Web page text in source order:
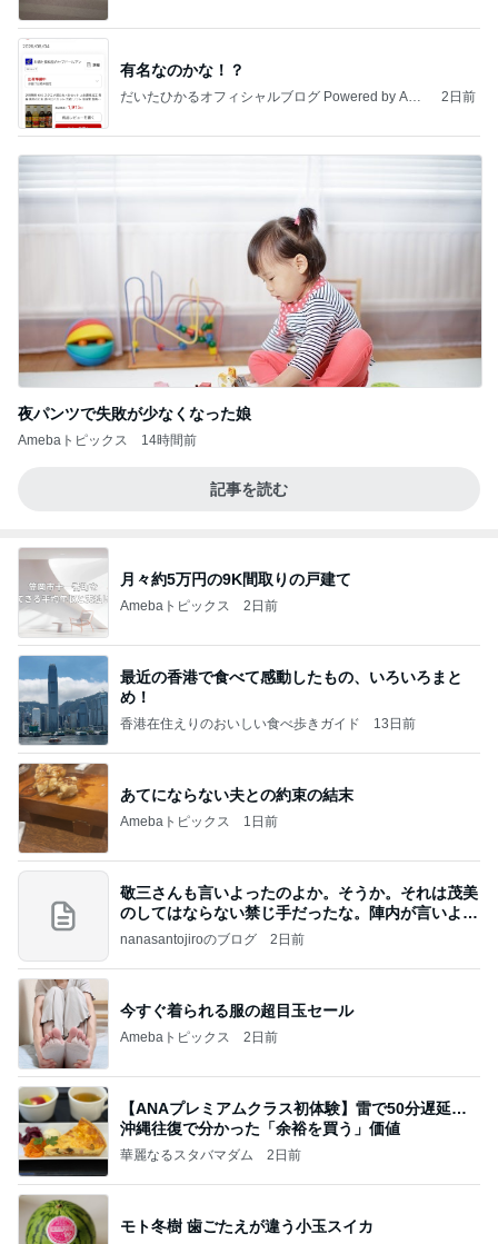
有名なのかな！？
だいたひかるオフィシャルブログ Powered by Ame
2日前
夜パンツで失敗が少なくなった娘
Amebaトピックス 14時間前
記事を読む
月々約5万円の9K間取りの戸建て
Amebaトピックス 2日前
最近の香港で食べて感動したもの、いろいろまと
め！
香港在住えりのおいしい食べ歩きガイド 13日前
あてにならない夫との約束の結末
Amebaトピックス 1日前
敬三さんも言いよったのよか。そうか。それは茂美
のしてはならない禁じ手だったな。陣内が言いよる
のよ
nanasantojiroのブログ 2日前
今すぐ着られる服の超目玉セール
Amebaトピックス 2日前
【ANAプレミアムクラス初体験】雷で50分遅延…
沖縄往復で分かった「余裕を買う」価値
華麗なるスタバマダム 2日前
モト冬樹 歯ごたえが違う小玉スイカ